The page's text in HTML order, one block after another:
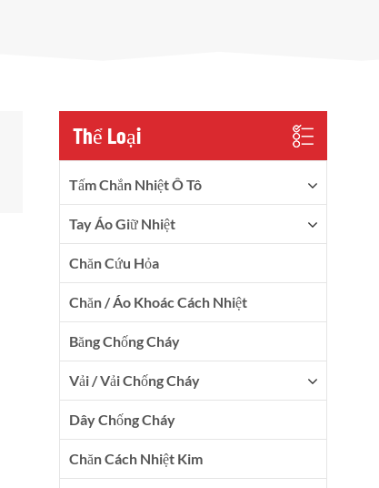
Thể Loại
Tấm Chắn Nhiệt Ô Tô
Tay Áo Giữ Nhiệt
Chăn Cứu Hỏa
Chăn / Áo Khoác Cách Nhiệt
Băng Chống Cháy
Vải / Vải Chống Cháy
Dây Chống Cháy
Chăn Cách Nhiệt Kim